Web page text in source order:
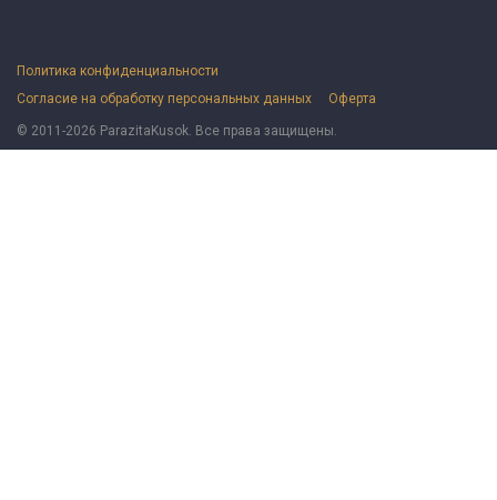
Политика конфиденциальности
Согласие на обработку персональных данных
Оферта
© 2011-2026 ParazitaKusok. Все права защищены.